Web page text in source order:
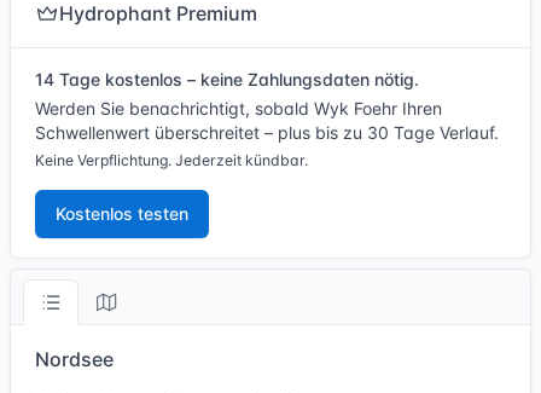
Hydrophant Premium
14 Tage kostenlos – keine Zahlungsdaten nötig.
Werden Sie benachrichtigt, sobald Wyk Foehr Ihren
Schwellenwert überschreitet – plus bis zu 30 Tage Verlauf.
Keine Verpflichtung. Jederzeit kündbar.
Kostenlos testen
Nordsee